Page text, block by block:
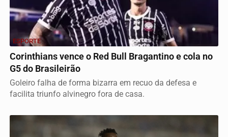
ESPORTE
Corinthians vence o Red Bull Bragantino e cola no
G5 do Brasileirão
Goleiro falha de forma bizarra em recuo da defesa e
facilita triunfo alvinegro fora de casa.